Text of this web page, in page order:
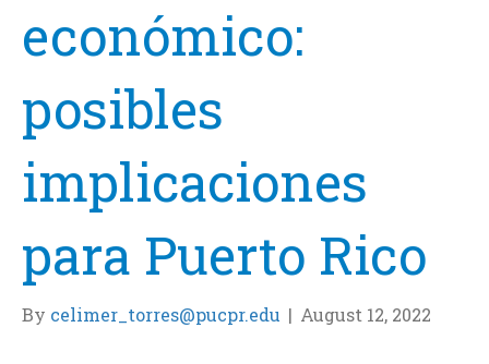
económico:
posibles
implicaciones
para Puerto Rico
By celimer_torres@pucpr.edu | August 12, 2022